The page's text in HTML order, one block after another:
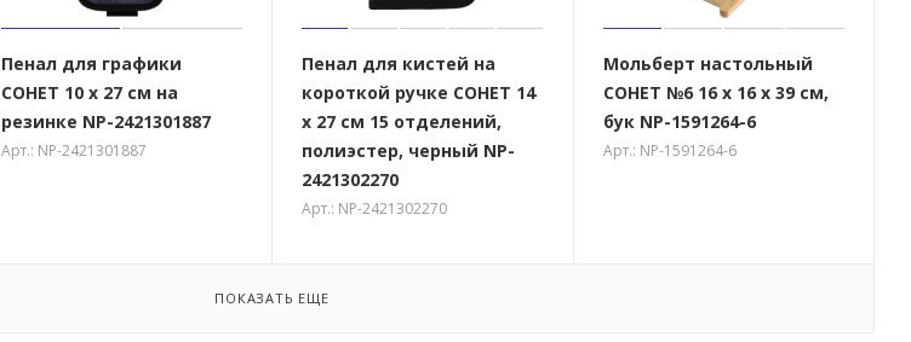
Пенал для графики
СОНЕТ 10 x 27 см на
резинке NP-2421301887
Арт.: NP-2421301887
Пенал для кистей на
короткой ручке СОНЕТ 14
x 27 см 15 отделений,
полиэстер, черный NP-
2421302270
Арт.: NP-2421302270
Мольберт настольный
СОНЕТ №6 16 x 16 x 39 см,
бук NP-1591264-6
Арт.: NP-1591264-6
ПОКАЗАТЬ ЕЩЕ